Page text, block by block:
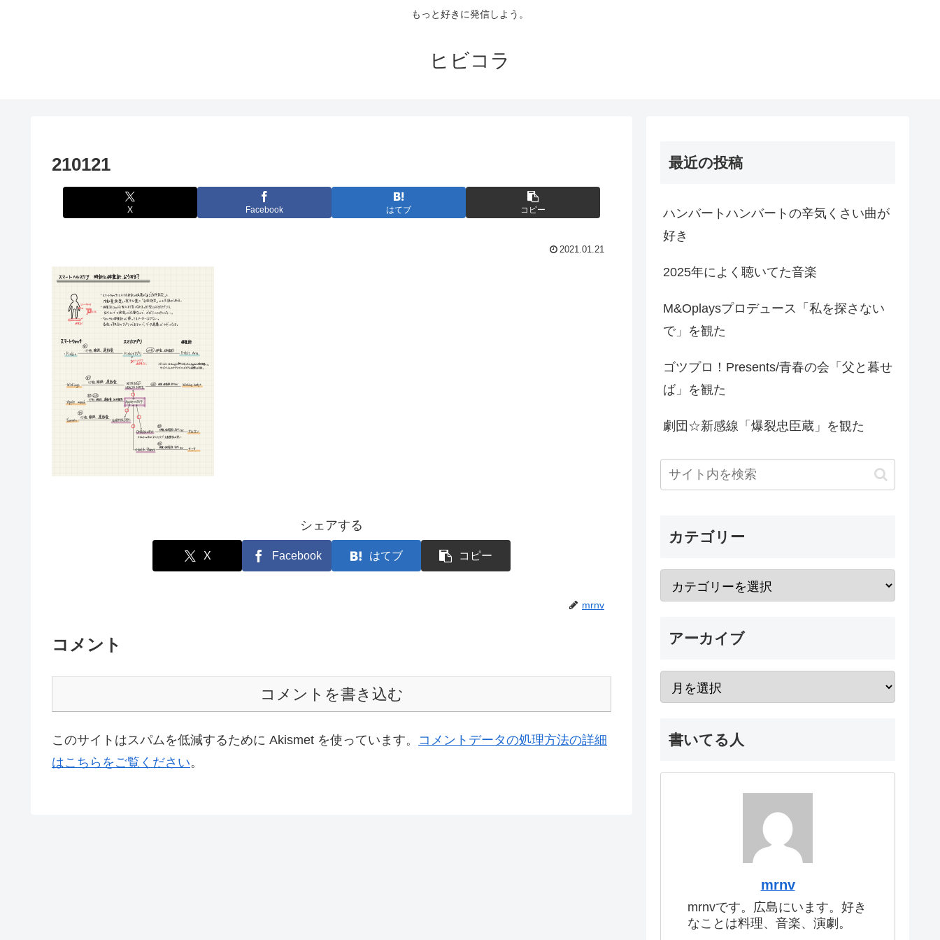
もっと好きに発信しよう。
ヒビコラ
210121
X Facebook はてブ コピー
2021.01.21
シェアする
X Facebook はてブ コピー
mrnv
コメント
コメントを書き込む
このサイトはスパムを低減するために Akismet を使っています。 コメントデータの処理方法の詳細
はこちらをご覧ください。
最近の投稿
ハンバートハンバートの辛気くさい曲が
好き
2025年によく聴いてた音楽
M&Oplaysプロデュース「私を探さない
で」を観た
ゴツプロ！Presents/青春の会「父と暮せ
ば」を観た
劇団☆新感線「爆裂忠臣蔵」を観た
カテゴリー
アーカイブ
書いてる人
mrnv
mrnvです。広島にいます。好き
なことは料理、音楽、演劇。